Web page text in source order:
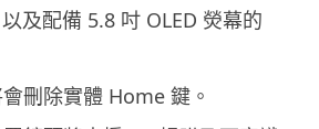
及配備 5.8 吋 OLED 熒幕的
刪除實體 Home 鍵。